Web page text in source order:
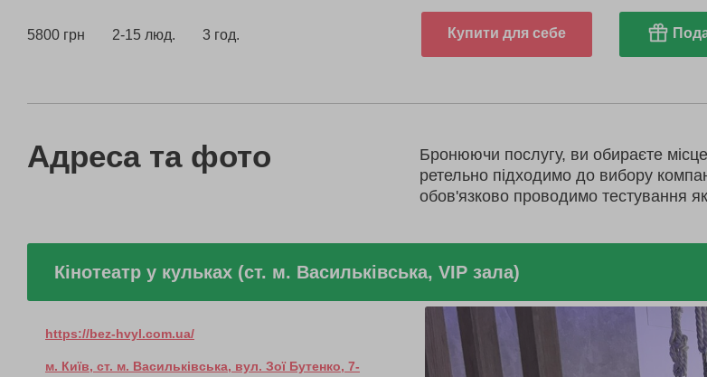
5800 грн 2-15 люд. 3 год. Купити для себе
Адреса та фото
Бронюючи послугу, ви обираєте
ретельно підходимо до вибору
обов'язково проводимо тестування
Кінотеатр у кульках (ст. м. Васильківська, VIP зала)
https://bez-hvyl.com.ua/
м. Київ, ст. м. Васильківська, вул. Зої Бутенко, 7-